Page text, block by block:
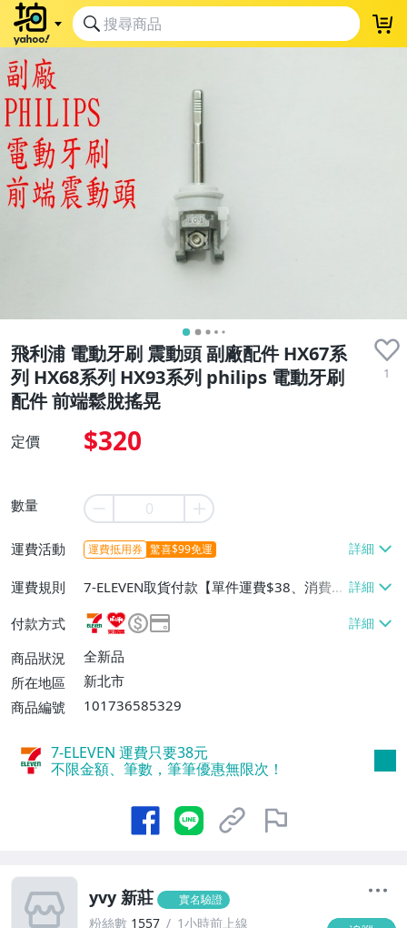
飛利浦 電動牙刷 震動頭 副廠配件 HX67系
列 HX68系列 HX93系列 philips 電動牙刷
配件 前端鬆脫搖晃
1
定價 $320
數量
運費活動 運費抵用券 驚喜$99免運
運費規則
7-ELEVEN取貨付款【單件運費$38、消費滿
$1000免運費】、萊爾富取貨付款【單件運
費$60、消費滿$3000免運費】、宅配/貨運
【單件運費$130、消費滿$5000免運
費】、郵局掛號【單件運費$50、消費滿$1
付款方式
商品狀況
全新品
所在地區
新北市
商品編號
101736585329
7-ELEVEN 運費只要38元
不限金額、筆數，筆筆優惠無限次！
yvy 新莊 實名驗證
粉絲數 1557 1小時前上線